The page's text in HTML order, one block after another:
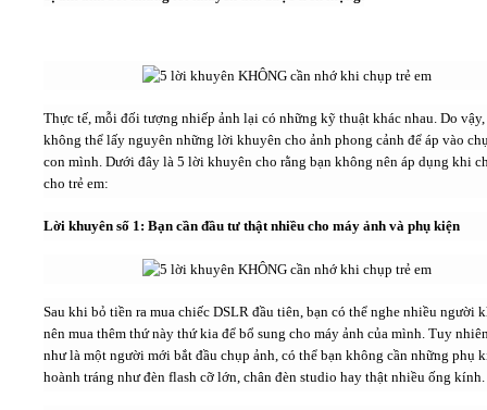
Liên hệ - Đăng ký
Thực tế, mỗi đối tượng nhiếp ảnh lại có những kỹ thuật khác nhau. Do vậy,
không thể lấy nguyên những lời khuyên cho ảnh phong cảnh để áp vào
con mình. Dưới đây là 5 lời khuyên cho rằng bạn không nên áp dụng khi
cho trẻ em:
Lời khuyên số 1: Bạn cần đầu tư thật nhiều cho máy ảnh và phụ kiện
Sau khi bỏ tiền ra mua chiếc DSLR đầu tiên, bạn có thể nghe nhiều người
nên mua thêm thứ này thứ kia để bổ sung cho máy ảnh của mình. Tuy
như là một người mới bắt đầu chụp ảnh, có thể bạn không cần những phụ
hoành tráng như đèn flash cỡ lớn, chân đèn studio hay thật nhiều ống kính.